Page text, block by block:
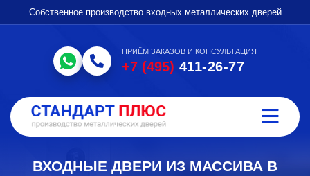
Собственное производство входных металлических дверей
ПРИЁМ ЗАКАЗОВ И КОНСУЛЬТАЦИЯ
+7 (495) 411-26-77
ВХОДНЫЕ ДВЕРИ ИЗ МАССИВА В